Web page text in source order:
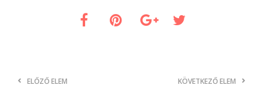
ELŐZŐ ELEM KÖVETKEZŐ ELEM